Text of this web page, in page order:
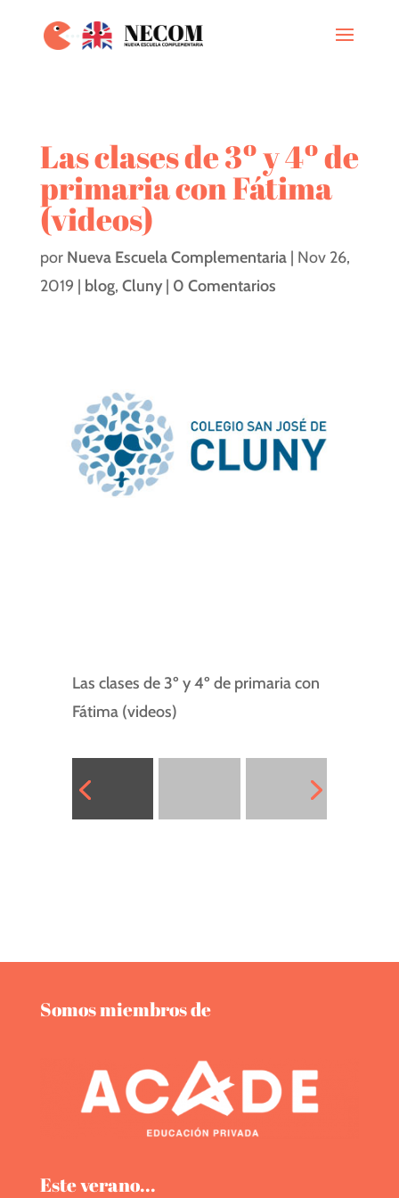
Las clases de 3º y 4º de
primaria con Fátima
(videos)
por Nueva Escuela Complementaria| Nov 26,
2019 | blog, Cluny| 0 Comentarios
Las clases de 3º y 4º de primaria con
Fátima (videos)
Somos miembros de
Este verano...